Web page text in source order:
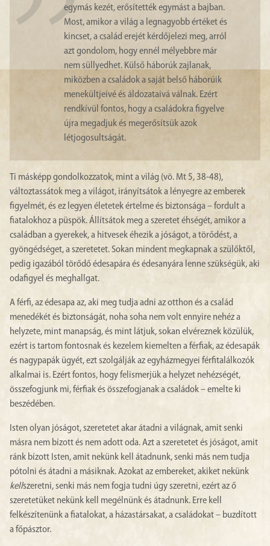
egymás kezét, erősítették egymást a bajban.
Most, amikor a világ a legnagyobb értéket és
kincset, a család erejét kérdőjelezi meg, arról
azt gondolom, hogy ennél mélyebbre már
nem süllyedhet. Külső háborúk zajlanak,
miközben a családok a saját belső háborúik
menekültjeivé és áldozataivá válnak. Ezért
rendkívül fontos, hogy a családokra figyelve
újra megadjuk és megerősítsük azok
létjogosultságát.
Ti másképp gondolkozzatok, mint a világ (vö. Mt 5, 38-48),
változtassátok meg a világot, irányítsátok a lényegre az emberek
figyelmét, és ez legyen életetek értelme és biztonsága – fordult a
fiatalokhoz a püspök. Állítsátok meg a szeretet éhségét, amikor a
családban a gyerekek, a hitvesek éhezik a jóságot, a törődést, a
gyöngédséget, a szeretetet. Sokan mindent megkapnak a szülőktől,
pedig igazából törődő édesapára és édesanyára lenne szükségük, aki
odafigyel és meghallgat.
A férfi, az édesapa az, aki meg tudja adni az otthon és a család
menedékét és biztonságát, noha soha nem volt ennyire nehéz a
helyzete, mint manapság, és mint látjuk, sokan elvéreznek közülük,
ezért is tartom fontosnak és kezelem kiemelten a férfiak, az édesapák
és nagypapák ügyét, ezt szolgálják az egyházmegyei férfitalálkozók
alkalmai is. Ezért fontos, hogy felismerjük a helyzet nehézségét,
összefogjunk mi, férfiak és összefogjanak a családok – emelte ki
beszédében.
Isten olyan jóságot, szeretetet akar átadni a világnak, amit senki
másra nem bízott és nem adott oda. Azt a szeretetet és jóságot, amit
ránk bízott Isten, amit nekünk kell átadnunk, senki más nem tudja
pótolni és átadni a másiknak. Azokat az embereket, akiket nekünk
kellszeretni, senki más nem fogja tudni úgy szeretni, ezért az ő
szeretetüket nekünk kell megélnünk és átadnunk. Erre kell
felkészítenünk a fiatalokat, a házastársakat, a családokat – buzdított
a főpásztor.